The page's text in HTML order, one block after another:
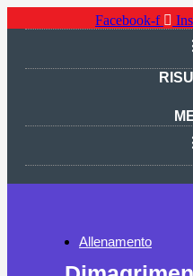
Facebook-f
Allenamento